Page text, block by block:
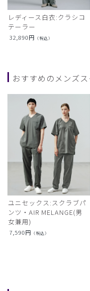
レディース白衣:クラシコ
テーラー
32,890円 （税込）
おすすめのメンズ
ユニセックス:スクラブパ
ンツ・AIR MELANGE(男
女兼用)
7,590円 （税込）